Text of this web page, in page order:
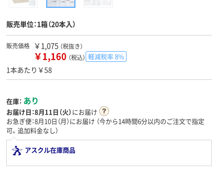
販売単位：1箱（20本入）
販売価格 ￥1,075 （税抜き）
￥1,160 （税込） 軽減税率 8%
1本あたり￥58
在庫： あり
お届け日：8月11日（火）にお届け
お急ぎ便：8月10日（月）にお届け （今から14時間6分以内のご注文で指定
可。追加料金なし）
アスクル在庫商品